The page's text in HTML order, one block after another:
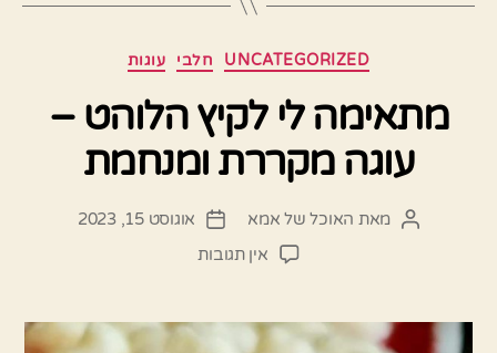
קטגוריותUNCATEGORIZED חלבי עוגות
מתאימה לי לקיץ הלוהט –
עוגה מקררת ומנחמת
המחבר
מאת האוכל של אמא
תאריךאוגוסט 15, 2023
אין תגובותעל
לקיץ